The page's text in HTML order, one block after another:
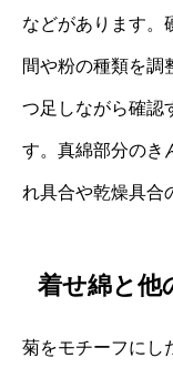
などがあります。
間や粉の種類を調
つ足しながら確認
す。真綿部分のき
れ具合や乾燥具合
着せ綿と他
菊をモチーフにし